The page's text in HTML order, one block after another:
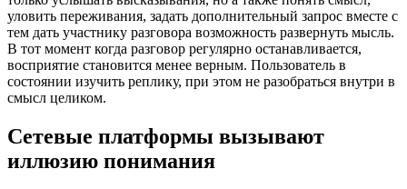
уловить переживания, задать дополнительный запрос вместе с
тем дать участнику разговора возможность развернуть мысль.
В тот момент когда разговор регулярно останавливается,
восприятие становится менее верным. Пользователь в
состоянии изучить реплику, при этом не разобраться внутри в
смысл целиком.
Сетевые платформы вызывают
иллюзию понимания